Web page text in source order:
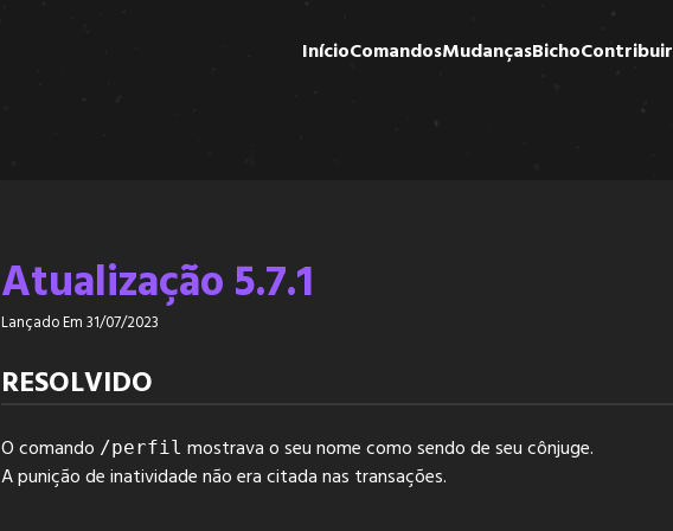
InícioComandosMudançasBichoContribuir
Atualização 5.7.1
Lançado Em 31/07/2023
RESOLVIDO
O comando /perfil mostrava o seu nome como sendo de seu cônjuge.
A punição de inatividade não era citada nas transações.